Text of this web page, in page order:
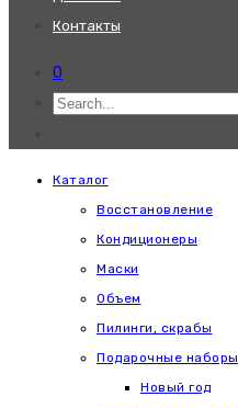
Контакты
0
Каталог
Восстановление
Кондиционеры
Маски
Объем
Пилинги, скрабы
Подарочные наборы
Новый год